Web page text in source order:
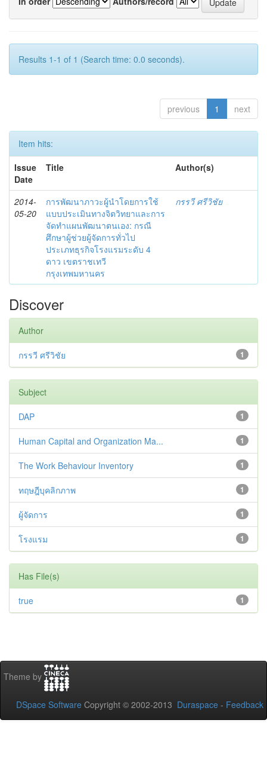
Results 1-1 of 1 (Search time: 0.0 seconds).
previous 1 next
Item hits:
Issue
Date
Title Author(s)
2014-
05-20
การพัฒนาภาวะผู้นำโดยการใช้
แบบประเมินทางจิตวิทยาและการ
จัดทำแผนพัฒนาตนเอง: กรณี
ศึกษาผู้ช่วยผู้จัดการทั่วไป
ประเภทธุรกิจโรงแรมระดับ 4
ดาว เขตราชเทวี
กรุงเทพมหานคร
กรรวี ศรีวิชัย
Discover
Author
1
กรรวี ศรีวิชัย
Subject
1
DAP
1
Human Capital and Organization Ma...
1
The Work Behaviour Inventory
1
ทฤษฎีบุคลิกภาพ
1
ผู้จัดการ
1
โรงแรม
Has File(s)
1
true
Theme by
DSpace Software Copyright © 2002-2013 Duraspace - Feedback